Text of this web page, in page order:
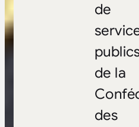
de
de la
des